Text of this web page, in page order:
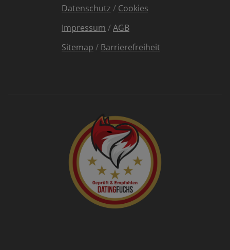
Datenschutz / Cookies
Impressum /AGB
Sitemap / Barrierefreiheit